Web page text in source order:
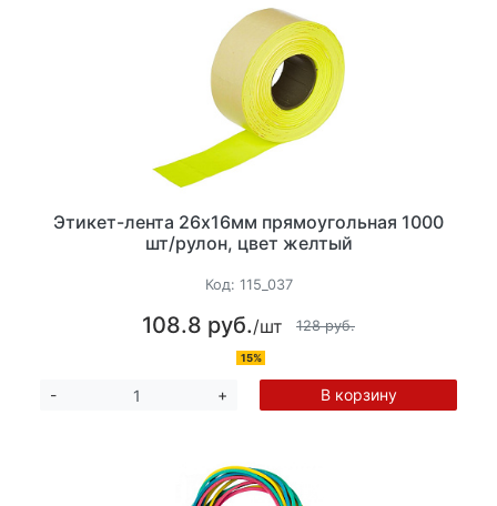
Этикет-лента 26х16мм прямоугольная 1000
шт/рулон, цвет желтый
Код: 115_037
108.8 руб./шт 128 руб.
15%
- + В корзину